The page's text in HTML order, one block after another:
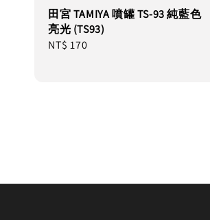
田宮 TAMIYA 噴罐 TS-93 純藍色
亮光 (TS93)
Regular
NT$ 170